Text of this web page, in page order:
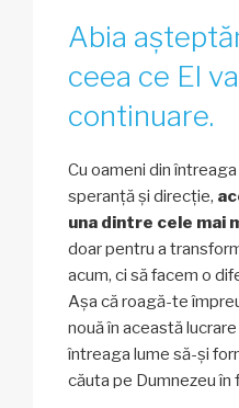
Abia
ceea ce El
continuare.
Cu oameni din
speranță și direcție,
una dintre cele mai
doar pentru a
acum, ci să facem o
Așa că roagă-te
nouă în această
întreaga lume să-și
căuta pe Dumnezeu în